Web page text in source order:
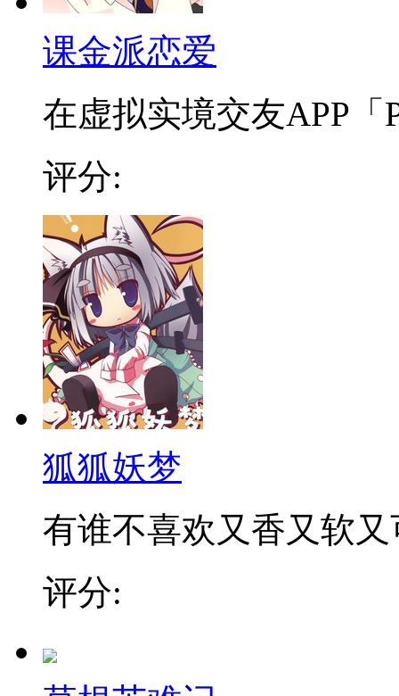
课金派恋爱
在虚拟实境交友APP「
评分:
狐狐妖梦
有谁不喜欢又香又软又
评分: